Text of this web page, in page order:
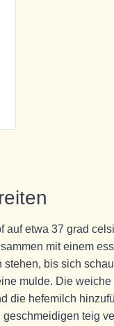
auf etwa 37 grad
mit einem
bis sich
mulde. Die
die hefemilch
teig